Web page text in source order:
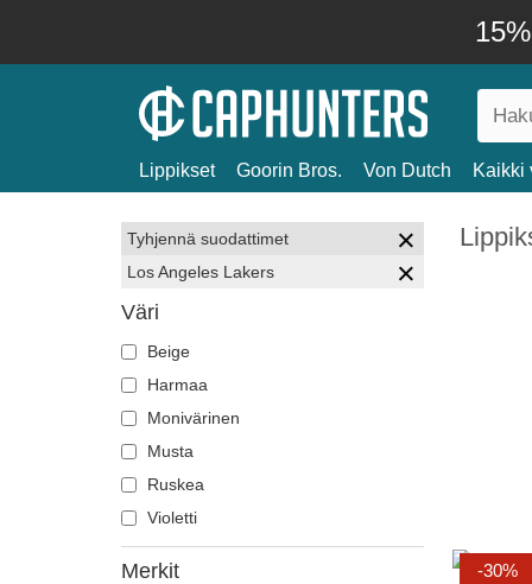
Lippikset Goorin Bros. Von Dutch Kaikki
Tyhjennä suodattimet
Los Angeles Lakers
Väri
Beige
Harmaa
Monivärinen
Musta
Ruskea
Violetti
Merkit -30%